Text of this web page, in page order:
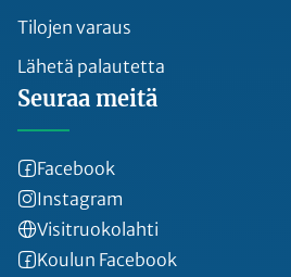
Tilojen varaus
Lähetä palautetta
Seuraa meitä
Facebook
Instagram
Visitruokolahti
Koulun Facebook